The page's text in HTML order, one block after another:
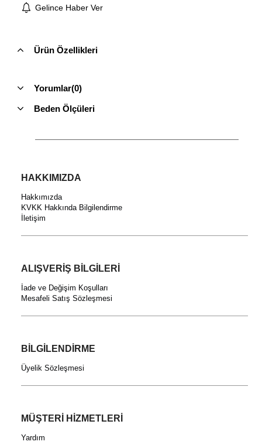
Gelince Haber Ver
Ürün Özellikleri
Yorumlar(0)
Beden Ölçüleri
HAKKIMIZDA
Hakkımızda
KVKK Hakkında Bilgilendirme
İletişim
ALIŞVERİŞ BİLGİLERİ
İade ve Değişim Koşulları
Mesafeli Satış Sözleşmesi
BİLGİLENDİRME
Üyelik Sözleşmesi
MÜŞTERİ HİZMETLERİ
Yardım